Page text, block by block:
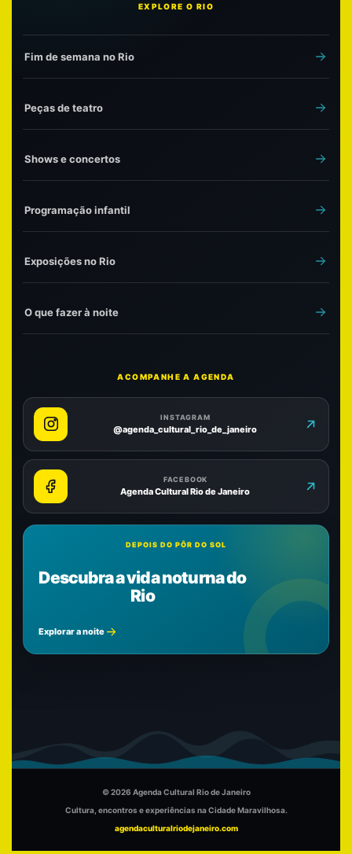
EXPLORE O RIO
Fim de semana no Rio
Peças de teatro
Shows e concertos
Programação infantil
Exposições no Rio
O que fazer à noite
ACOMPANHE A AGENDA
INSTAGRAM
@agenda_cultural_rio_de_janeiro
FACEBOOK
Agenda Cultural Rio de Janeiro
DEPOIS DO PÔR DO SOL
Descubra a vida noturna do
Rio
Explorar a noite
© 2026 Agenda Cultural Rio de Janeiro
Cultura, encontros e experiências na Cidade Maravilhosa.
agendaculturalriodejaneiro.com